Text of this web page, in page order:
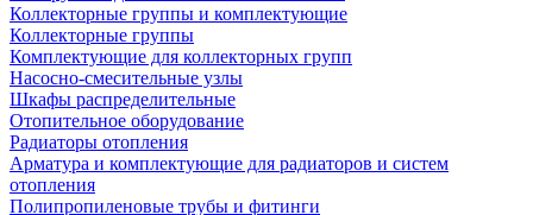
Коллекторные группы и комплектующие
Коллекторные группы
Комплектующие для коллекторных групп
Насосно-смесительные узлы
Шкафы распределительные
Отопительное оборудование
Радиаторы отопления
Арматура и комплектующие для радиаторов и систем
отопления
Полипропиленовые трубы и фитинги